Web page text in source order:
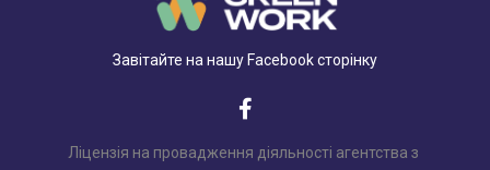
Завітайте на нашу Facebook сторінку
Ліцензія на провадження діяльності агентства з